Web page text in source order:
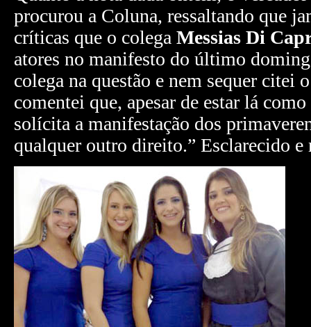
procurou a Coluna, ressaltando que
críticas que o colega Messias Di
atores no manifesto do último
colega na questão e nem sequer citei
comentei que, apesar de estar lá
solícita a manifestação dos
qualquer outro direito.” Esclarecido